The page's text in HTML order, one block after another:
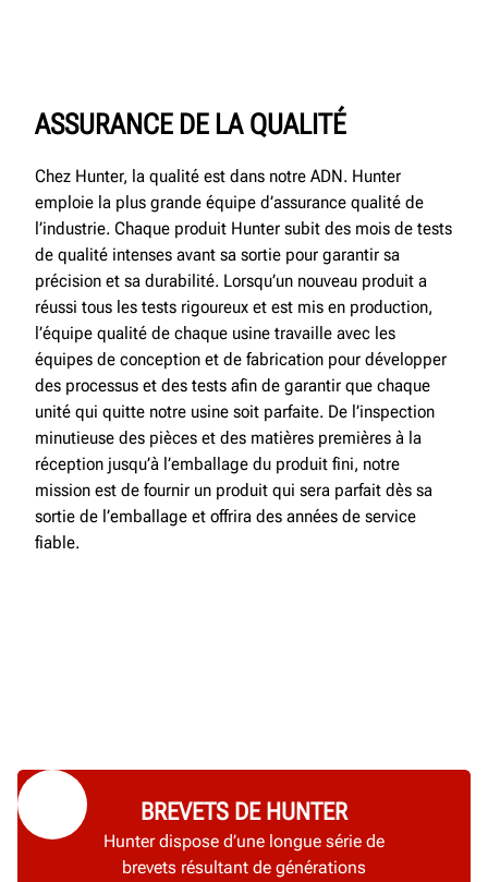
ASSURANCE DE LA QUALITÉ
Chez Hunter, la qualité est dans notre ADN. Hunter
emploie la plus grande équipe d’assurance qualité de
l’industrie. Chaque produit Hunter subit des mois de tests
de qualité intenses avant sa sortie pour garantir sa
précision et sa durabilité. Lorsqu’un nouveau produit a
réussi tous les tests rigoureux et est mis en production,
l’équipe qualité de chaque usine travaille avec les
équipes de conception et de fabrication pour développer
des processus et des tests afin de garantir que chaque
unité qui quitte notre usine soit parfaite. De l’inspection
minutieuse des pièces et des matières premières à la
réception jusqu’à l’emballage du produit fini, notre
mission est de fournir un produit qui sera parfait dès sa
sortie de l’emballage et offrira des années de service
fiable.
BREVETS DE HUNTER
Hunter dispose d’une longue série de
brevets résultant de générations